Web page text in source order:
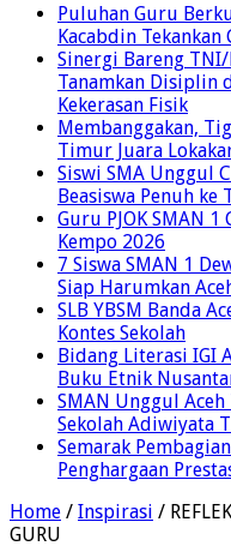
Puluhan Guru
Kacabdin Tekankan
Sinergi Bareng
Tanamkan Disiplin
Kekerasan Fisik
Membanggakan,
Timur Juara
Siswi SMA Unggul
Beasiswa Penuh ke
Guru PJOK SMAN
Kempo 2026
7 Siswa SMAN 1
Siap Harumkan
SLB YBSM Banda
Kontes Sekolah
Bidang Literasi IGI
Buku Etnik
SMAN Unggul
Sekolah Adiwiyata
Semarak
Penghargaan
Home / Inspirasi /
GURU